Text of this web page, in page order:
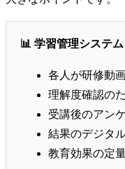
📊 学習管理システ
各人が研修動
理解度確認の
受講後のアン
結果のデジタ
教育効果の定